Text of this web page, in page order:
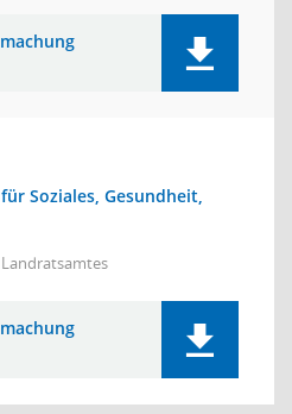
Soziales, Gesundheit,